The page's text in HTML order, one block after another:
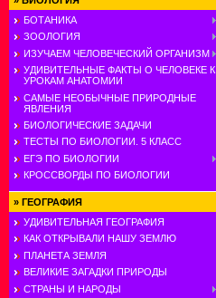
БОТАНИКА
ЗООЛОГИЯ
ИЗУЧАЕМ ЧЕЛОВЕЧЕСКИЙ ОРГАНИЗМ
УДИВИТЕЛЬНЫЕ ФАКТЫ О ЧЕЛОВЕКЕ К
УРОКАМ АНАТОМИИ
САМЫЕ НЕОБЫЧНЫЕ ПРИРОДНЫЕ
ЯВЛЕНИЯ
БИОЛОГИЧЕСКИЕ ЗАДАЧИ
ТЕСТЫ ПО БИОЛОГИИ. 5 КЛАСС
ЕГЭ ПО БИОЛОГИИ
КРОССВОРДЫ ПО БИОЛОГИИ
» ГЕОГРАФИЯ
УДИВИТЕЛЬНАЯ ГЕОГРАФИЯ
КАК ОТКРЫВАЛИ НАШУ ЗЕМЛЮ
ПЛАНЕТА ЗЕМЛЯ
ВЕЛИКИЕ ЗАГАДКИ ПРИРОДЫ
СТРАНЫ И НАРОДЫ